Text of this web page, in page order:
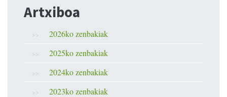
Artxiboa
2026ko zenbakiak
2025ko zenbakiak
2024ko zenbakiak
2023ko zenbakiak